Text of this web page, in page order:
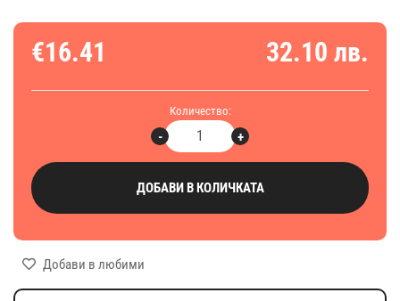
€16.41 32.10 лв.
Количество:
+
-
ДОБАВИ В КОЛИЧКАТА
Добави в любими